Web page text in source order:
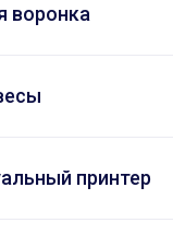
воронка
принтер